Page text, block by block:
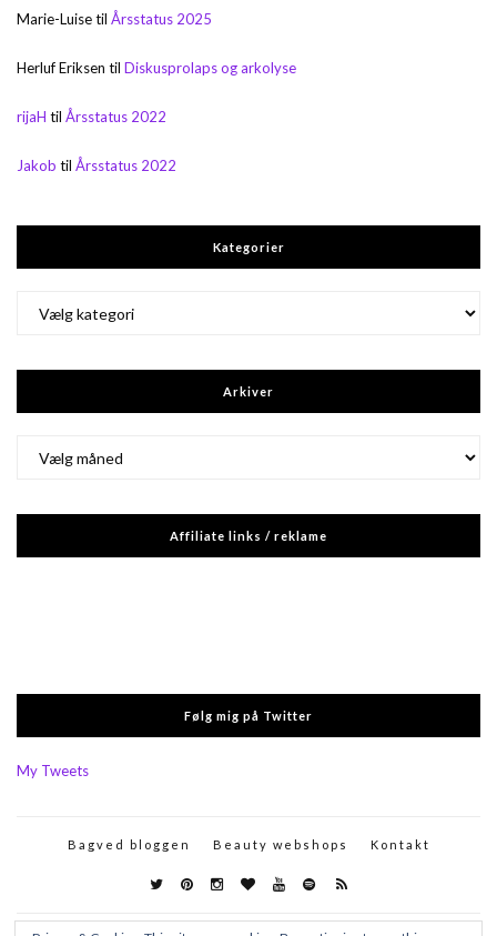
Marie-Luisetil Årsstatus 2025
Herluf Eriksen til Diskusprolaps og arkolyse
rijaH til Årsstatus 2022
Jakob til Årsstatus 2022
Kategorier
Arkiver
Affiliate links / reklame
Følg mig på Twitter
My Tweets
Bagved bloggen Beauty webshops Kontakt